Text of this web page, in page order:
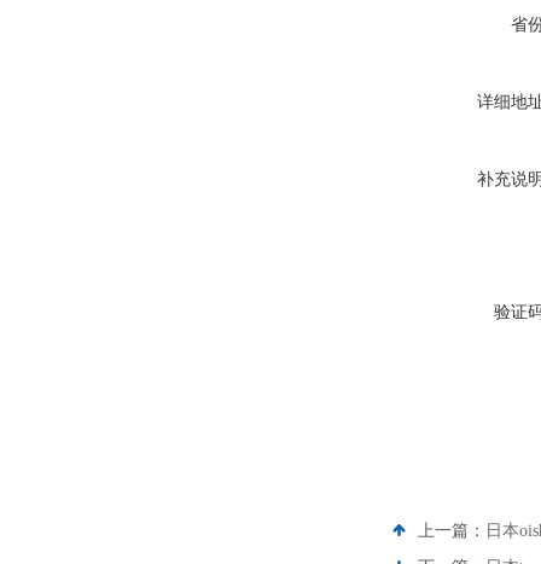
省
详细地
补充说
验证
上一篇： 日本